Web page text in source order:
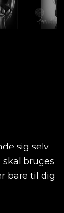
sig selv
bruges
bare til dig